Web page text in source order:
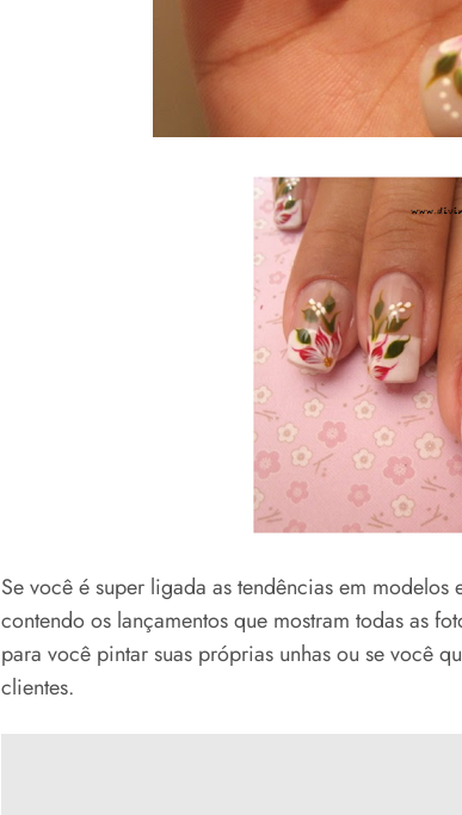
Se você é super ligada as tendências em
contendo os lançamentos que mostram todas as
para você pintar suas próprias unhas ou se você
clientes.